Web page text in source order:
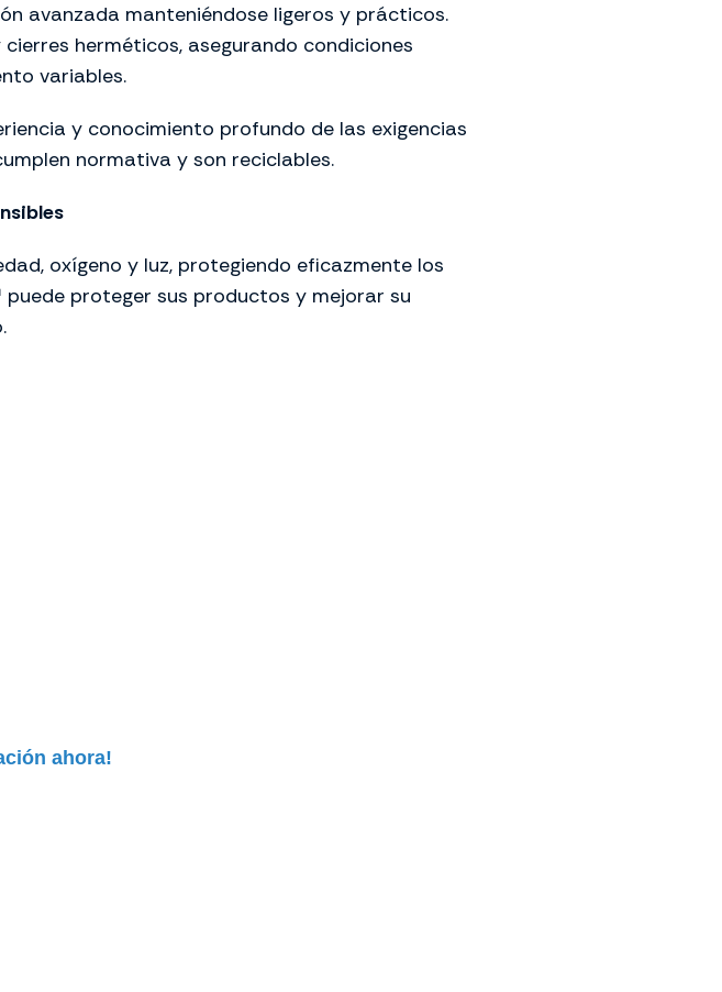
avanzada manteniéndose ligeros y prácticos.
herméticos, asegurando condiciones
variables.
y conocimiento profundo de las exigencias
normativa y son reciclables.
oxígeno y luz, protegiendo eficazmente los
puede proteger sus productos y mejorar su
ahora!